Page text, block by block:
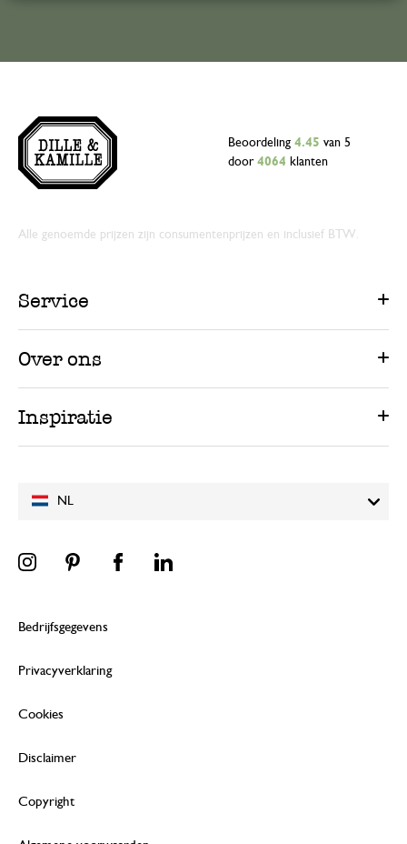
NL
Beoordeling 4.45 van 5
door 4064 klanten
Alle genoemde prijzen zijn consumentenprijzen en inclusief BTW.
Service
Over ons
Inspiratie
Bedrijfsgegevens
Privacyverklaring
Cookies
Disclaimer
Copyright